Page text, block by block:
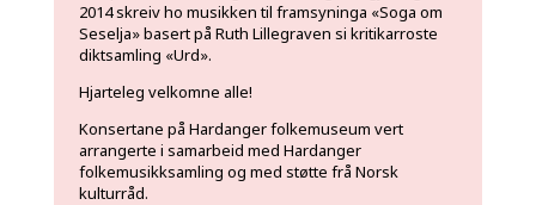
2014 skreiv ho musikken til framsyninga «Soga om
Seselja» basert på Ruth Lillegraven si kritikarroste
diktsamling «Urd».
Hjarteleg velkomne alle!
Konsertane på Hardanger folkemuseum vert
arrangerte i samarbeid med Hardanger
folkemusikksamling og med støtte frå Norsk
kulturråd.